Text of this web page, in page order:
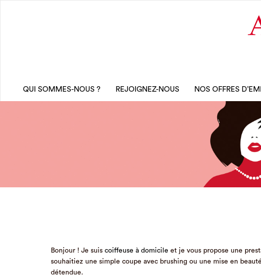
QUI SOMMES-NOUS ? REJOIGNEZ-NOUS NOS OFFRES
Bonjour ! Je suis coiffeuse à domicile et je vous propose une
souhaitiez une simple coupe avec brushing ou une mise en
détendue.